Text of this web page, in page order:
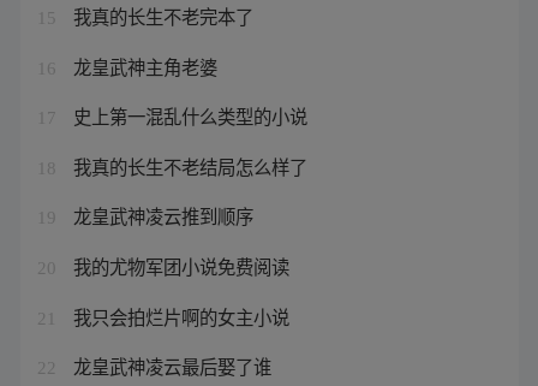
15 我真的长生不老完本了
16 龙皇武神主角老婆
17 史上第一混乱什么类型的小说
18 我真的长生不老结局怎么样了
19 龙皇武神凌云推到顺序
20 我的尤物军团小说免费阅读
21 我只会拍烂片啊的女主小说
22 龙皇武神凌云最后娶了谁